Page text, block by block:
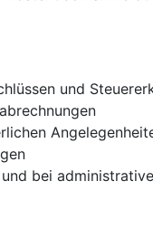
und
bei